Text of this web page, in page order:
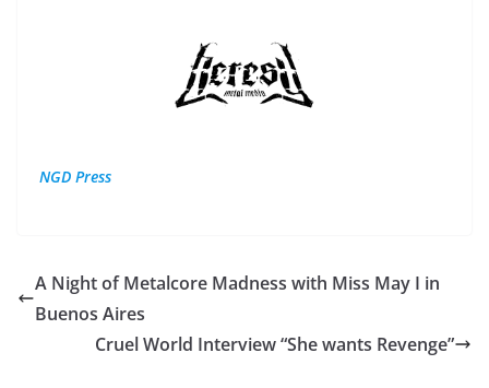
NGD Press
A Night of Metalcore Madness with Miss May I in
Buenos Aires
Cruel World Interview “She wants Revenge”